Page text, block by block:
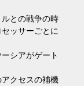
との戦争の時
ッサーごとに
シアがゲート
クセスの補機